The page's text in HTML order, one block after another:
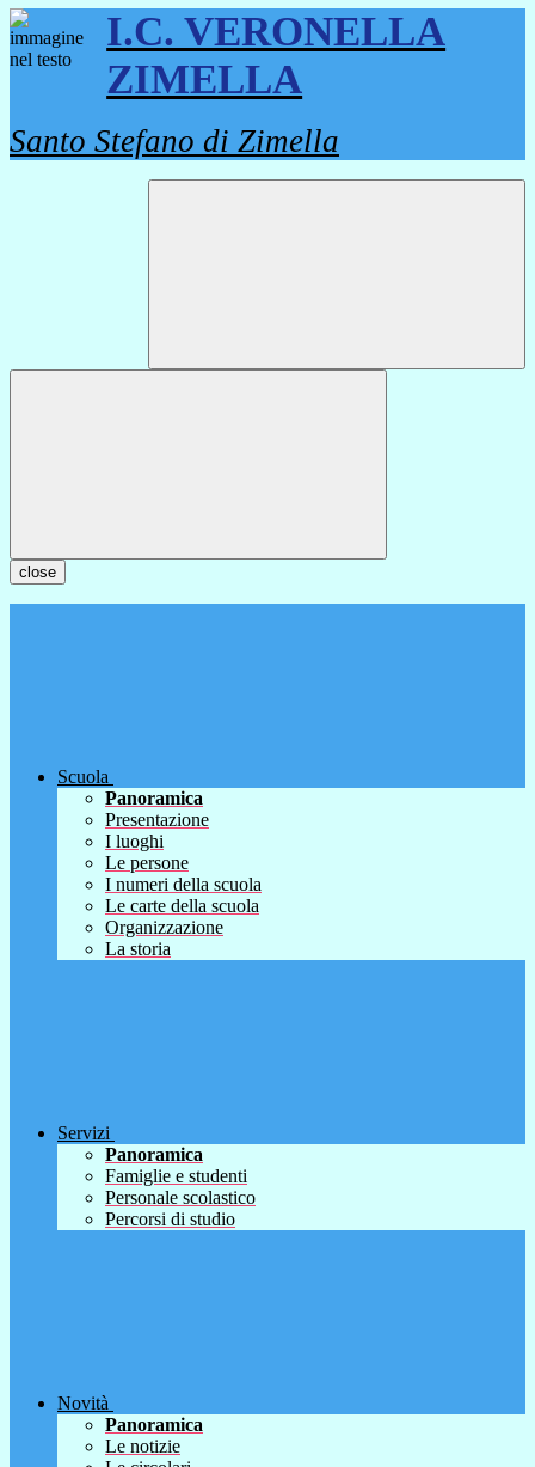
I.C. VERONELLA
ZIMELLA
Santo Stefano di Zimella
close
Scuola
Panoramica
Presentazione
I luoghi
Le persone
I numeri della scuola
Le carte della scuola
Organizzazione
La storia
Servizi
Panoramica
Famiglie e studenti
Personale scolastico
Percorsi di studio
Novità
Panoramica
Le notizie